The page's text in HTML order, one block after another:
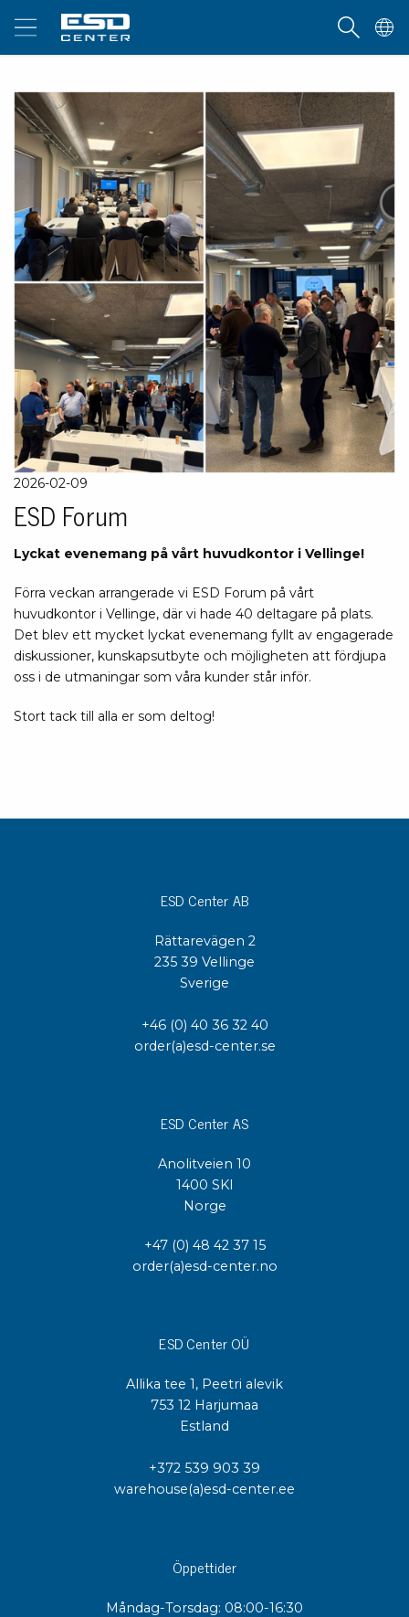
2026-02-09
ESD Forum
Lyckat evenemang på vårt huvudkontor i Vellinge!
Förra veckan arrangerade vi ESD Forum på vårt
huvudkontor i Vellinge, där vi hade 40 deltagare på plats.
Det blev ett mycket lyckat evenemang fyllt av engagerade
diskussioner, kunskapsutbyte och möjligheten att fördjupa
oss i de utmaningar som våra kunder står inför.
Stort tack till alla er som deltog!
ESD Center AB
Rättarevägen 2
235 39 Vellinge
Sverige
+46 (0) 40 36 32 40
order(a)esd-center.se
ESD Center AS
Anolitveien 10
1400 SKI
Norge
+47 (0) 48 42 37 15
order(a)esd-center.no
ESD Center OÜ
Allika tee 1, Peetri alevik
753 12 Harjumaa
Estland
+372 539 903 39
warehouse(a)esd-center.ee
Öppettider
Måndag-Torsdag: 08:00-16:30